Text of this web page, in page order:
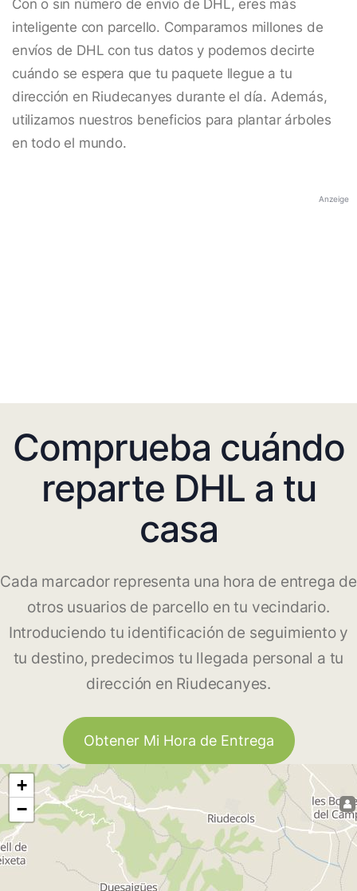
Con o sin número de envío de DHL, eres más
inteligente con parcello. Comparamos millones de
envíos de DHL con tus datos y podemos decirte
cuándo se espera que tu paquete llegue a tu
dirección en Riudecanyes durante el día. Además,
utilizamos nuestros beneficios para plantar árboles
en todo el mundo.
Anzeige
Comprueba cuándo
reparte DHL a tu
casa
Cada marcador representa una hora de entrega de
otros usuarios de parcello en tu vecindario.
Introduciendo tu identificación de seguimiento y
tu destino, predecimos tu llegada personal a tu
dirección en Riudecanyes.
Obtener Mi Hora de Entrega
+
−